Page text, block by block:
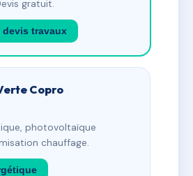
gratuit.
devis travaux
Copro
photovoltaïque
chauffage.